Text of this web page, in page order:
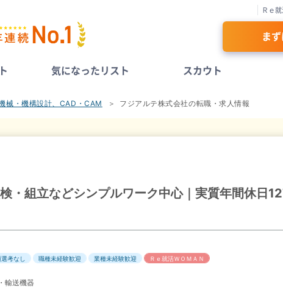
Ｒｅ
ま
気になったリスト スカウト
械・機構設計、CAD・CAM フジアルテ株式会社の転職・求人情報
・組立などシンプルワーク中心｜実質年間休日
考なし 職種未経験歓迎 業種未経験歓迎 Ｒｅ就活ＷＯＭＡＮ
輸送機器